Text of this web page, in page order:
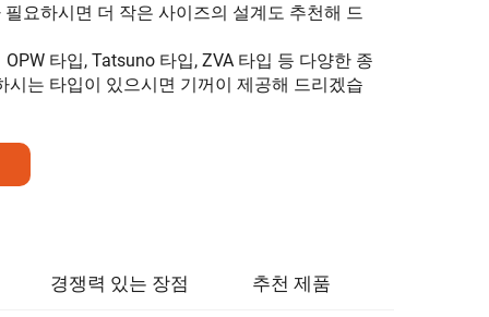
필요하시면 더 작은 사이즈의 설계도 추천해 드
타입, Tatsuno 타입, ZVA 타입 등 다양한 종
시는 타입이 있으시면 기꺼이 제공해 드리겠습
경쟁력 있는 장점 추천 제품